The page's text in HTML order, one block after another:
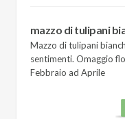
mazzo di tulipani
Mazzo di tulipani
sentimenti. Omaggio
Febbraio ad Aprile